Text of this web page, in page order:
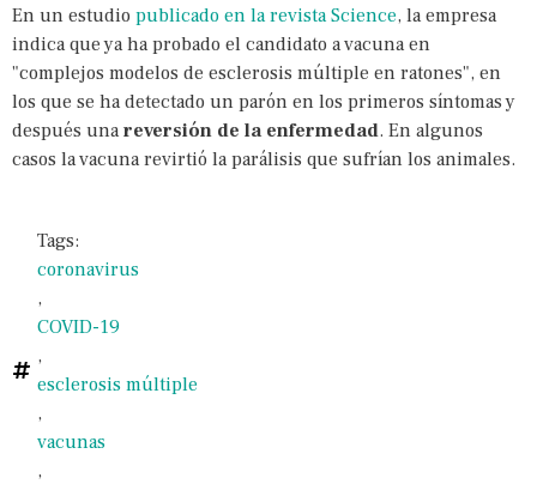
En un estudio publicado en la revista Science, la empresa
indica que ya ha probado el candidato a vacuna en
"complejos modelos de esclerosis múltiple en ratones", en
los que se ha detectado un parón en los primeros síntomas y
después una reversión de la enfermedad. En algunos
casos la vacuna revirtió la parálisis que sufrían los animales.
Tags:
coronavirus
,
COVID-19
,
esclerosis múltiple
,
vacunas
,